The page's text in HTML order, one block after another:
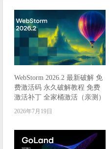
WebStorm 2026.2 最新破解 免
费激活码 永久破解教程 免费
激活补丁 全家桶激活（亲测）
2026年7月19日